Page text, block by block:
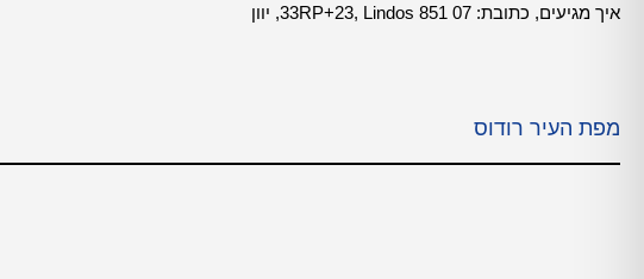
איך מגיעים, כתובת:
מפת העיר רודוס